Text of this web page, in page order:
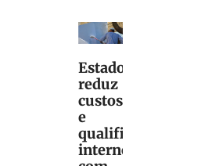
Estado
reduz
custos
e
qualifica
internos